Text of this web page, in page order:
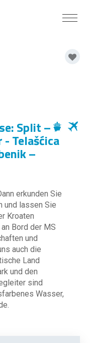
Split –
Telašćica
–
erkunden Sie
und lassen Sie
Kroaten
Bord der MS
und
auch die
Land
und den
sind
Wasser,